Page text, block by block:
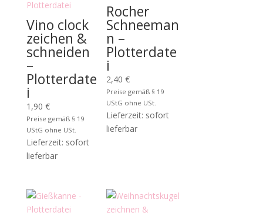
Vino clock
zeichen &
schneiden
–
Plotterdate
i
1,90 €
Preise gemäß § 19
UStG ohne USt.
Lieferzeit: sofort
lieferbar
Rocher
Schneeman
n –
Plotterdate
i
2,40 €
Preise gemäß § 19
UStG ohne USt.
Lieferzeit: sofort
lieferbar